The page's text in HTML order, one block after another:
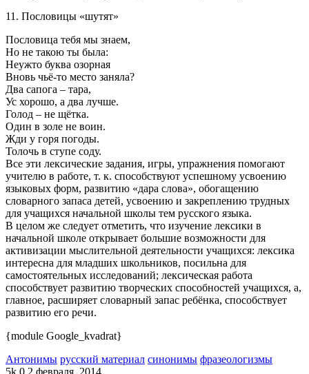
11. Пословицы «шутят»
Пословица тебя мы знаем,
Но не такою ты была:
Неужто буква озорная
Вновь чьё-то место заняла?
Два сапога – тара,
Ус хорошо, а два лучше.
Голод – не щётка.
Один в золе не воин.
Жди у горя погоды.
Толочь в ступе соду.
Все эти лексические задания, игры, упражнения помогают
учителю в работе, т. к. способствуют успешному усвоению
языковых форм, развитию «дара слова», обогащению
словарного запаса детей, усвоению и закреплению трудных
для учащихся начальной школы тем русского языка.
В целом же следует отметить, что изучение лексики в
начальной школе открывает большие возможности для
активизации мыслительной деятельности учащихся: лексика
интересна для младших школьников, посильна для
самостоятельных исследований; лексическая работа
способствует развитию творческих способностей учащихся, а,
главное, расширяет словарный запас ребёнка, способствует
развитию его речи.
{module Google_kvadrat}
Антонимы русский материал синонимы фразеологизмы